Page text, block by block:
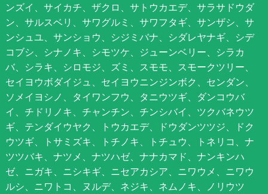
ンズイ、サイカチ、ザクロ、サトウカエデ、サラサドウダ
ン、サルスベリ、サワグルミ、サワフタギ、サンザシ、サ
ンシュユ、サンショウ、シジミバナ、シダレヤナギ、シデ
コブシ、シナノキ、シモツケ、ジューンベリー、シラカ
バ、シラキ、シロモジ、ズミ、スモモ、スモークツリー、
セイヨウボダイジュ、セイヨウニンジンボク、センダン、
ソメイヨシノ、タイワンフウ、タニウツギ、ダンコウバ
イ、チドリノキ、チャンチン、チンシバイ、ツクバネウツ
ギ、テンダイウヤク、トウカエデ、ドウダンツツジ、ドク
ウツギ、トサミズキ、トチノキ、トチュウ、トネリコ、ナ
ツツバキ、ナツメ、ナツハゼ、ナナカマド、ナンキンハ
ゼ、ニガキ、ニシキギ、ニセアカシア、ニワウメ、ニワウ
ルシ、ニワトコ、ヌルデ、ネジキ、ネムノキ、ノリウツ